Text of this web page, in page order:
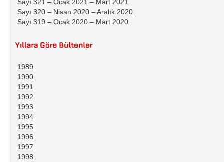
Sayı 321 – Ocak 2021 – Mart 2021
Sayı 320 – Nisan 2020 – Aralık 2020
Sayı 319 – Ocak 2020 – Mart 2020
1989
1990
1991
1992
1993
1994
1995
1996
1997
1998